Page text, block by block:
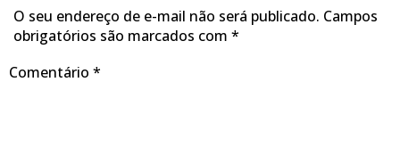
O seu endereço de e-mail não será publicado. Campos
obrigatórios são marcados com *
Comentário *